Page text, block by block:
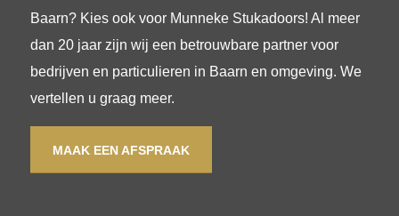
Baarn? Kies ook voor Munneke Stukadoors! Al meer
dan 20 jaar zijn wij een betrouwbare partner voor
bedrijven en particulieren in Baarn en omgeving. We
vertellen u graag meer.
MAAK EEN AFSPRAAK